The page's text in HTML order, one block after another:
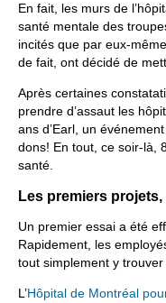
En fait, les murs de
santé mentale des
incités que par eux-
de fait, ont décidé de
Après certaines
prendre d’assaut les
ans d’Earl, un
dons! En tout, ce soir-là,
santé.
Les premiers
Un premier essai a été
Rapidement, les
tout simplement y
L’Hôpital de Montréal